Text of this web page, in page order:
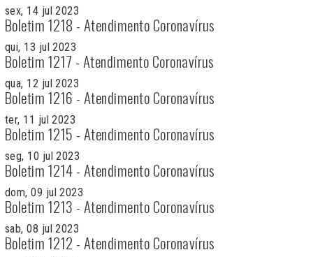
sex, 14 jul 2023
Boletim 1218 - Atendimento Coronavírus
qui, 13 jul 2023
Boletim 1217 - Atendimento Coronavírus
qua, 12 jul 2023
Boletim 1216 - Atendimento Coronavírus
ter, 11 jul 2023
Boletim 1215 - Atendimento Coronavírus
seg, 10 jul 2023
Boletim 1214 - Atendimento Coronavírus
dom, 09 jul 2023
Boletim 1213 - Atendimento Coronavírus
sab, 08 jul 2023
Boletim 1212 - Atendimento Coronavírus